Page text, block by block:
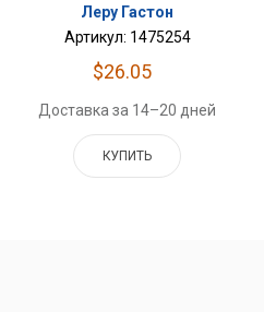
Леру Гастон
Артикул: 1475254
$26.05
Доставка за 14–20 дней
КУПИТЬ